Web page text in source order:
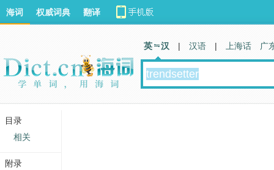
海词 权威词典 翻译
英 汉 | 汉语 | 上海话 广
目录
相关
附录